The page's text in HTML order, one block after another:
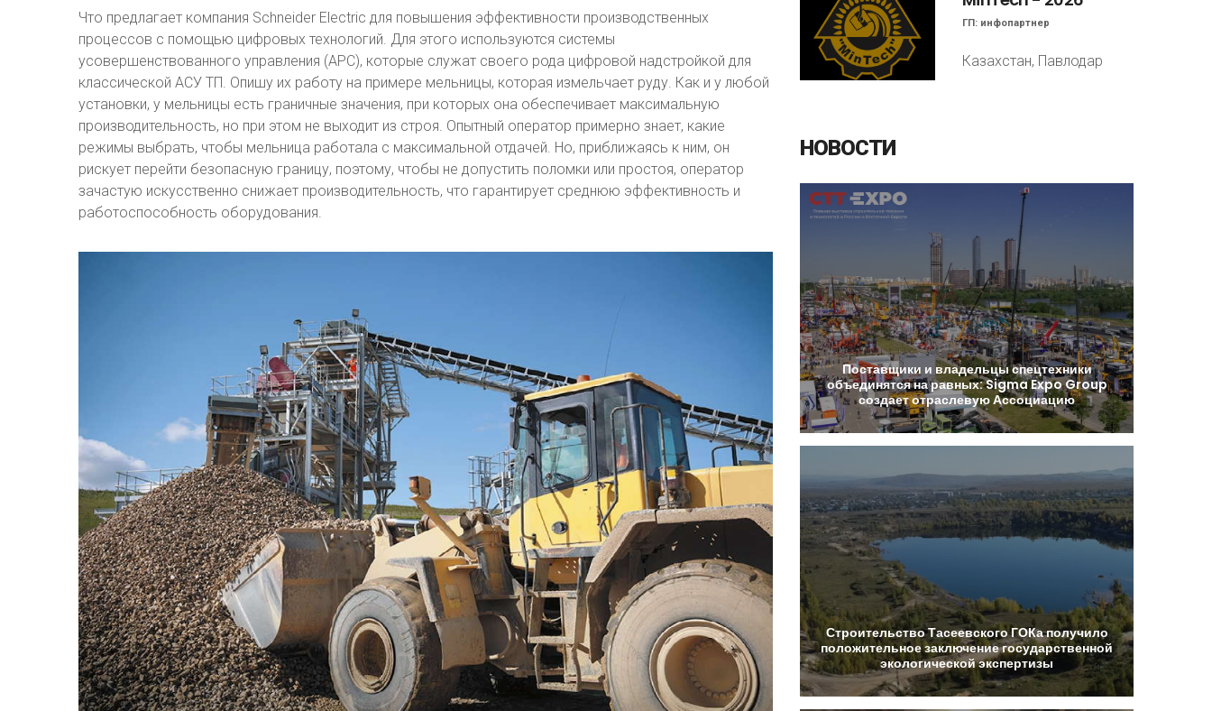
Что предлагает компания Schneider Electric для повышения эффективности производственных
процессов с помощью цифровых технологий. Для этого используются системы
усовершенствованного управления (APC), которые служат своего рода цифровой надстройкой для
классической АСУ ТП. Опишу их работу на примере мельницы, которая измельчает руду. Как и у любой
установки, у мельницы есть граничные значения, при которых она обеспечивает максимальную
производительность, но при этом не выходит из строя. Опытный оператор примерно знает, какие
режимы выбрать, чтобы мельница работала с максимальной отдачей. Но, приближаясь к ним, он
рискует перейти безопасную границу, поэтому, чтобы не допустить поломки или простоя, оператор
зачастую искусственно снижает производительность, что гарантирует среднюю эффективность и
работоспособность оборудования.
ГП: инфопартнер
Казахстан, Павлодар
НОВОСТИ
Поставщики и владельцыспецтехники
объединятсянаравных:SigmaExpoGroup
создаетотраслевуюАссоциацию
СтроительствоТасеевскогоГОКаполучило
положительноезаключениегосударственной
экологическойэкспертизы